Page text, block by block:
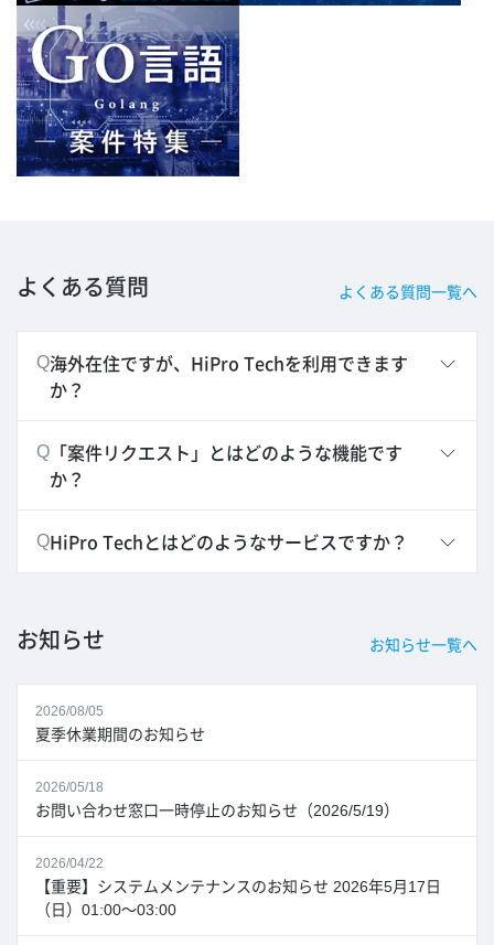
よくある質問 よくある質問一覧へ
Q海外在住ですが、HiPro Techを利用できます
か？
Q
「案件リクエスト」とはどのような機能です
か？
QHiPro Techとはどのようなサービスですか？
お知らせ お知らせ一覧へ
2026/08/05
夏季休業期間のお知らせ
2026/05/18
お問い合わせ窓口一時停止のお知らせ（2026/5/19）
2026/04/22
【重要】システムメンテナンスのお知らせ 2026年5月17日
（日）01:00～03:00